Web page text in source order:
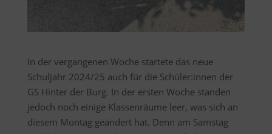
In der vergangenen Woche startete das neue
Schuljahr 2024/25 auch für die Schüler:innen der
GS Hinter der Burg. In der ersten Woche standen
jedoch noch einige Klassenräume leer, was sich an
diesem Montag geändert hat. Denn am Samstag